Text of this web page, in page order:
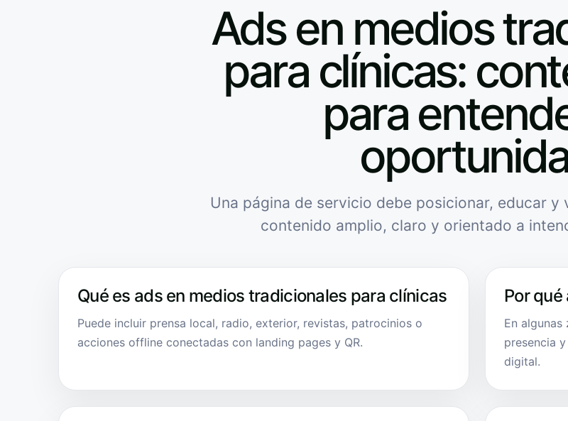
Ads en medios
para clínicas:
para
Una página de servicio debe posicionar, educar y
contenido amplio, claro y orientado a
Qué es ads en medios tradicionales para clínicas
Puede incluir prensa local, radio, exterior, revistas, patrocinios o
acciones offline conectadas con landing pages y QR.
Por
En
presencia
digital.